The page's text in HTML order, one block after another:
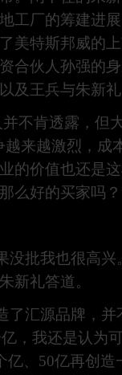
工厂的筹建进
美特斯邦威的
合伙人孙强的
及王兵与朱新
不肯透露，但
来越激烈，成
的价值也还是
么好的买家吗？
没批我也很高兴
新礼答道。
了汇源品牌，
，我还是认为
亿、50亿再创造